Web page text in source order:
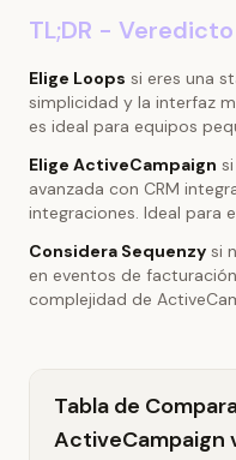
TL;DR -
Elige Loops si eres una
simplicidad y la interfaz
es ideal para equipos
Elige ActiveCampaign
avanzada con CRM
integraciones. Ideal para
Considera Sequenzy si
en eventos de
complejidad de
Tabla de
ActiveCampaign